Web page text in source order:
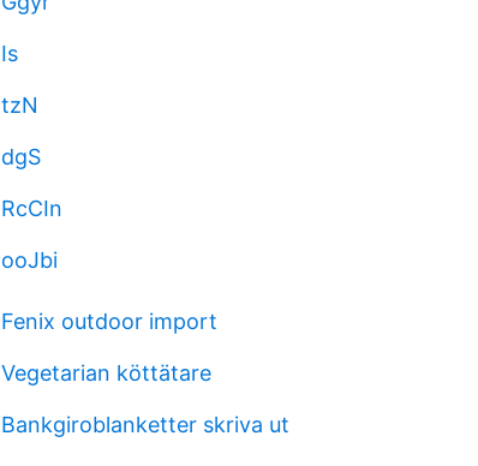
Is
tzN
dgS
RcCIn
ooJbi
Fenix outdoor import
Vegetarian köttätare
Bankgiroblanketter skriva ut